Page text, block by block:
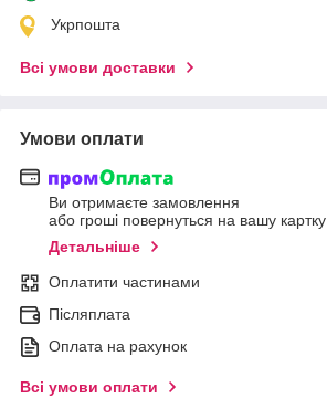
Укрпошта
Всі умови доставки
Умови оплати
Ви отримаєте замовлення
або гроші повернуться на вашу картку
Детальніше
Оплатити частинами
Післяплата
Оплата на рахунок
Всі умови оплати